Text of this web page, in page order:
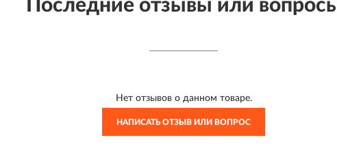
Последние отзывы или
Нет отзывов о данном товаре.
НАПИСАТЬ ОТЗЫВ ИЛИ ВОПРОС